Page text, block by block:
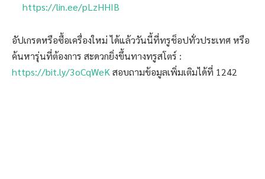
https://lin.ee/pLzHHIB
อัปเกรดหรือซื้อเครื่องใหม่ ได้แล้ววันนี้ที่ทรูช็อปทั่วประเทศ หรือ
ค้นหารุ่นที่ต้องการ สะดวกยิ่งขึ้นทางทรูสโตร์ :
https://bit.ly/3oCqWeK สอบถามข้อมูลเพิ่มเติมได้ที่ 1242